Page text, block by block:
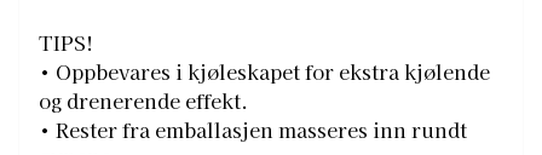
TIPS!
• Oppbevares i kjøleskapet for ekstra kjølende
og drenerende effekt.
• Rester fra emballasjen masseres inn rundt